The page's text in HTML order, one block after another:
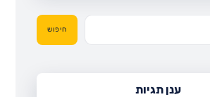
חיפוש
ענן תגיות